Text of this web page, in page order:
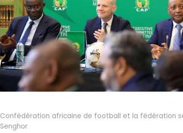
Confédération africaine de football et la fédération
Senghor